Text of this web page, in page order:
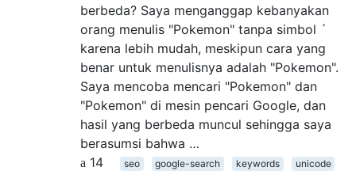
berbeda? Saya menganggap kebanyakan
orang menulis "Pokemon" tanpa simbol ´
karena lebih mudah, meskipun cara yang
benar untuk menulisnya adalah "Pokemon".
Saya mencoba mencari "Pokemon" dan
"Pokemon" di mesin pencari Google, dan
hasil yang berbeda muncul sehingga saya
berasumsi bahwa …
14
seo google-search keywords unicode